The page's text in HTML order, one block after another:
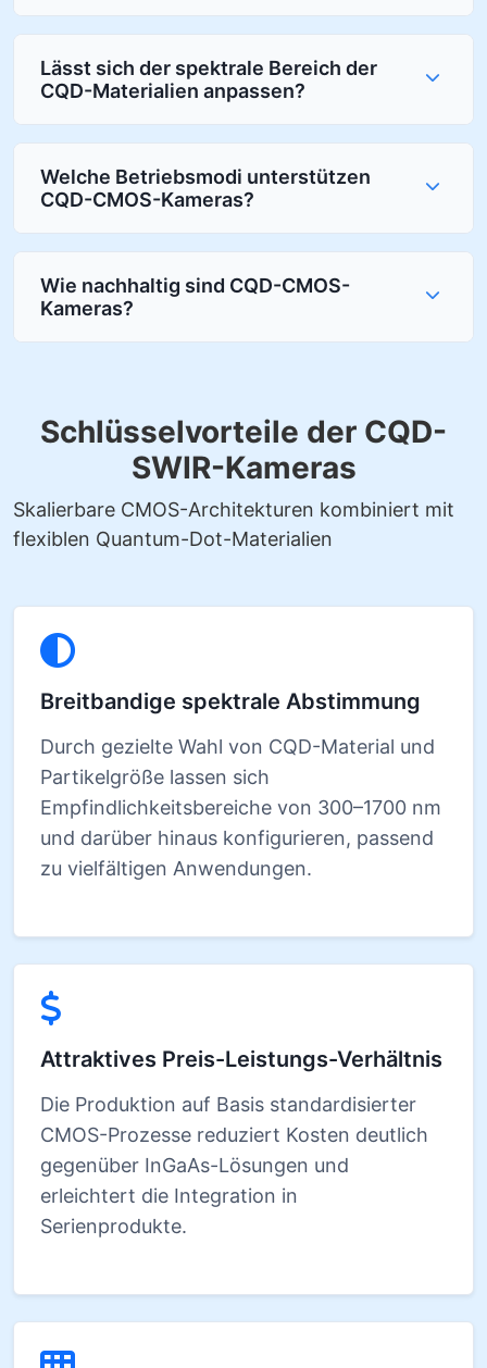
Lässt sich der spektrale Bereich der
CQD-Materialien anpassen?
Welche Betriebsmodi unterstützen
CQD-CMOS-Kameras?
Wie nachhaltig sind CQD-CMOS-
Kameras?
Schlüsselvorteile der CQD-
SWIR-Kameras
Skalierbare CMOS-Architekturen kombiniert mit
flexiblen Quantum-Dot-Materialien
Breitbandige spektrale Abstimmung
Durch gezielte Wahl von CQD-Material und
Partikelgröße lassen sich
Empfindlichkeitsbereiche von 300–1700 nm
und darüber hinaus konfigurieren, passend
zu vielfältigen Anwendungen.
Attraktives Preis-Leistungs-Verhältnis
Die Produktion auf Basis standardisierter
CMOS-Prozesse reduziert Kosten deutlich
gegenüber InGaAs-Lösungen und
erleichtert die Integration in
Serienprodukte.